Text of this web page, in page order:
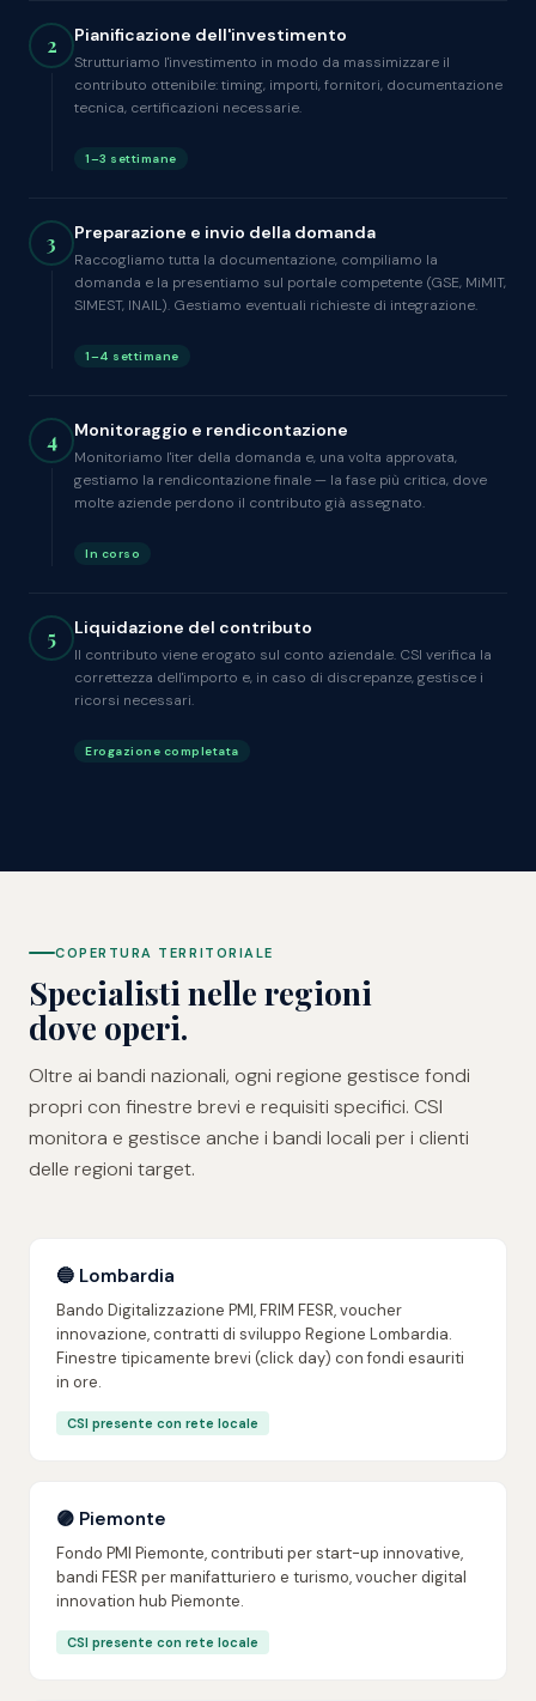
2 Pianificazione dell'investimento
Strutturiamo l'investimento in modo da massimizzare il
contributo ottenibile: timing, importi, fornitori, documentazione
tecnica, certificazioni necessarie.
1–3 settimane
3 Preparazione e invio della domanda
Raccogliamo tutta la documentazione, compiliamo la
domanda e la presentiamo sul portale competente (GSE, MiMIT,
SIMEST, INAIL). Gestiamo eventuali richieste di integrazione.
1–4 settimane
4 Monitoraggio e rendicontazione
Monitoriamo l'iter della domanda e, una volta approvata,
gestiamo la rendicontazione finale — la fase più critica, dove
molte aziende perdono il contributo già assegnato.
In corso
5 Liquidazione del contributo
Il contributo viene erogato sul conto aziendale. CSI verifica la
correttezza dell'importo e, in caso di discrepanze, gestisce i
ricorsi necessari.
Erogazione completata
COPERTURA TERRITORIALE
Specialisti nelle regioni
dove operi.
Oltre ai bandi nazionali, ogni regione gestisce fondi
propri con finestre brevi e requisiti specifici. CSI
monitora e gestisce anche i bandi locali per i clienti
delle regioni target.
🔵 Lombardia
Bando Digitalizzazione PMI, FRIM FESR, voucher
innovazione, contratti di sviluppo Regione Lombardia.
Finestre tipicamente brevi (click day) con fondi esauriti
in ore.
CSI presente con rete locale
🟣 Piemonte
Fondo PMI Piemonte, contributi per start-up innovative,
bandi FESR per manifatturiero e turismo, voucher digital
innovation hub Piemonte.
CSI presente con rete locale